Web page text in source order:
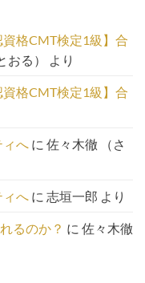
資格CMT検定1級】合
る） より
資格CMT検定1級】合
ィへ に 佐々木徹 （さ
ィへ に 志垣一郎 より
るのか？ に 佐々木徹